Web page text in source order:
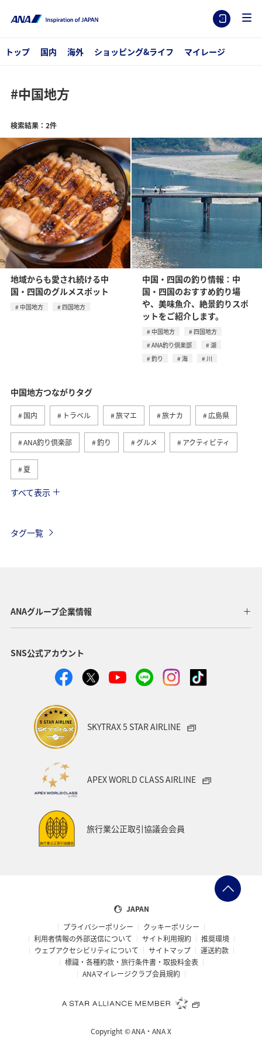
トップ 国内 海外 ショッピング&ライフ マイレージ
#中国地方
検索結果：2件
地域からも愛され続ける中
国・四国のグルメスポット
中国地方 四国地方
中国・四国の釣り情報：中
国・四国のおすすめ釣り場
や、美味魚介、絶景釣りスポ
ットをご紹介します。
中国地方
四国地方
ANA釣り倶楽部
湖
釣り
海 川
中国地方つながりタグ
国内 トラベル 旅マエ 旅ナカ 広島県
ANA釣り倶楽部 釣り グルメ アクティビティ
夏
島根県
すべて表示
タグ一覧
ANAグループ企業情報
SNS公式アカウント
SKYTRAX 5 STAR AIRLINE
APEX WORLD CLASS AIRLINE
旅行業公正取引協議会会員
JAPAN
プライバシーポリシー
クッキーポリシー
利用者情報の外部送信について
サイト利用規約
推奨環境
ウェブアクセシビリティについて
サイトマップ
運送約款
標識・各種約款・旅行条件書・取扱料金表
ANAマイレージクラブ会員規約
Copyright ©ANA・ANA X